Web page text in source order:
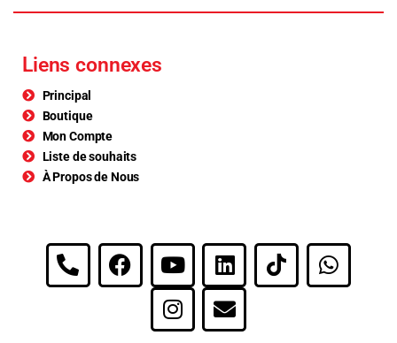
Liens connexes
Principal
Boutique
Mon Compte
Liste de souhaits
À Propos de Nous